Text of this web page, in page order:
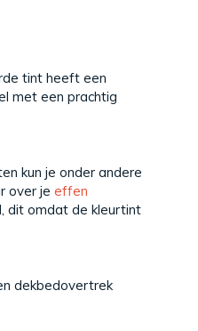
tint heeft een
met een prachtig
kun je onder andere
over je effen
dit omdat de kleurtint
dekbedovertrek